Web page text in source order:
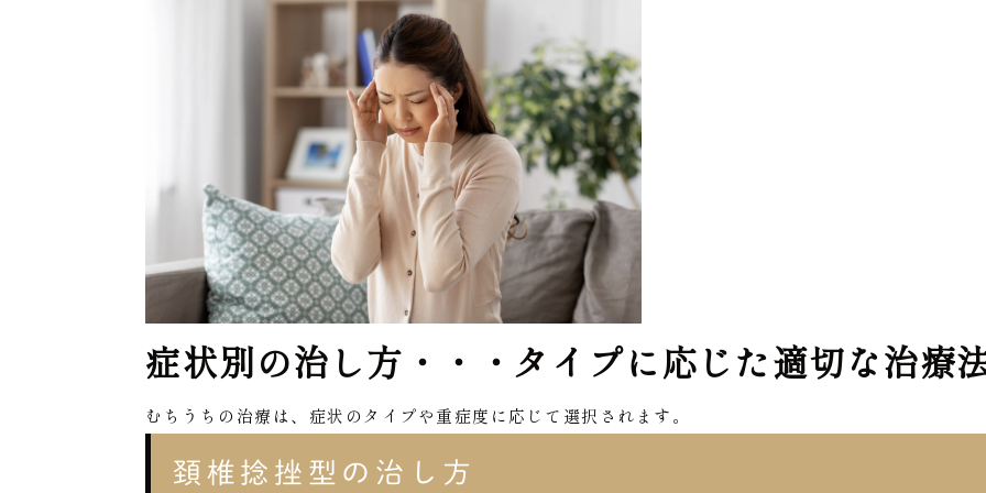
症状別の治し方・・・タイプに応じた適切な治療
むちうちの治療は、症状のタイプや重症度に応じて選択されます。
頚椎捻挫型の治し方